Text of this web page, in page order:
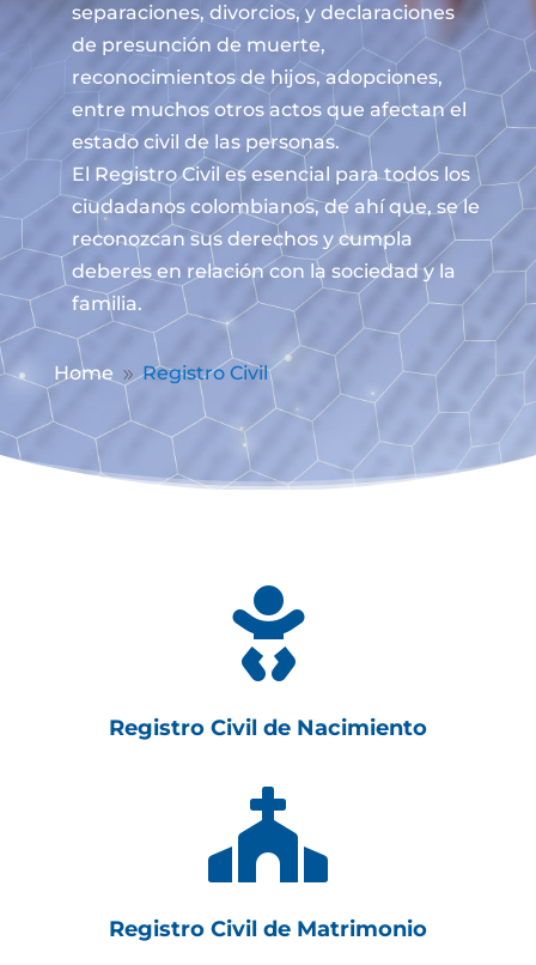
separaciones, divorcios, y declaraciones
de presunción de muerte,
reconocimientos de hijos, adopciones,
entre muchos otros actos que afectan el
estado civil de las personas.
El Registro Civil es esencial para todos los
ciudadanos colombianos, de ahí que, se le
reconozcan sus derechos y cumpla
deberes en relación con la sociedad y la
familia.
Home 9 Registro Civil

Registro Civil de Nacimiento

Registro Civil de Matrimonio